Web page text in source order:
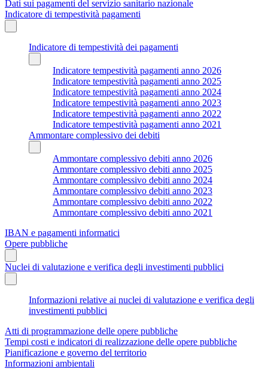
Dati sui pagamenti del servizio sanitario nazionale
Indicatore di tempestività pagamenti
Indicatore di tempestività dei pagamenti
Indicatore tempestività pagamenti anno 2026
Indicatore tempestività pagamenti anno 2025
Indicatore tempestività pagamenti anno 2024
Indicatore tempestività pagamenti anno 2023
Indicatore tempestività pagamenti anno 2022
Indicatore tempestività pagamenti anno 2021
Ammontare complessivo dei debiti
Ammontare complessivo debiti anno 2026
Ammontare complessivo debiti anno 2025
Ammontare complessivo debiti anno 2024
Ammontare complessivo debiti anno 2023
Ammontare complessivo debiti anno 2022
Ammontare complessivo debiti anno 2021
IBAN e pagamenti informatici
Opere pubbliche
Nuclei di valutazione e verifica degli investimenti pubblici
Informazioni relative ai nuclei di valutazione e verifica degli
investimenti pubblici
Atti di programmazione delle opere pubbliche
Tempi costi e indicatori di realizzazione delle opere pubbliche
Pianificazione e governo del territorio
Informazioni ambientali